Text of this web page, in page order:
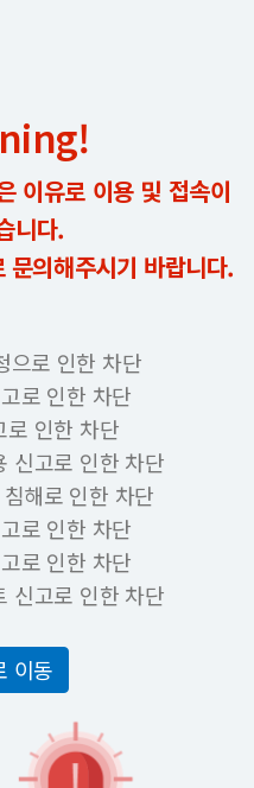
이유로 이용 및 접속이
니다.
의해주시기 바랍니다.
로 인한 차단
로 인한 차단
인한 차단
신고로 인한 차단
해로 인한 차단
로 인한 차단
로 인한 차단
신고로 인한 차단
이동